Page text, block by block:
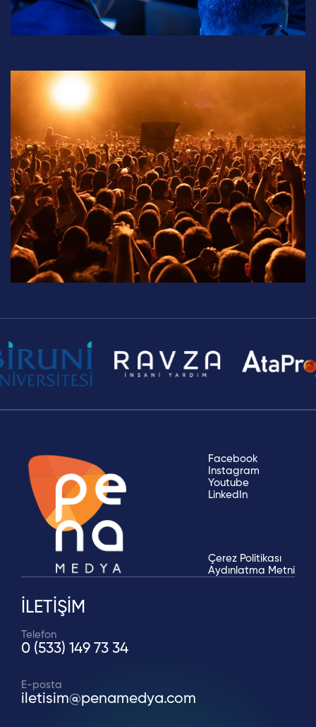
Facebook
Instagram
Youtube
LinkedIn
Çerez Politikası
Aydınlatma Metni
İLETİŞİM
Telefon
0 (533) 149 73 34
E-posta
iletisim@penamedya.com